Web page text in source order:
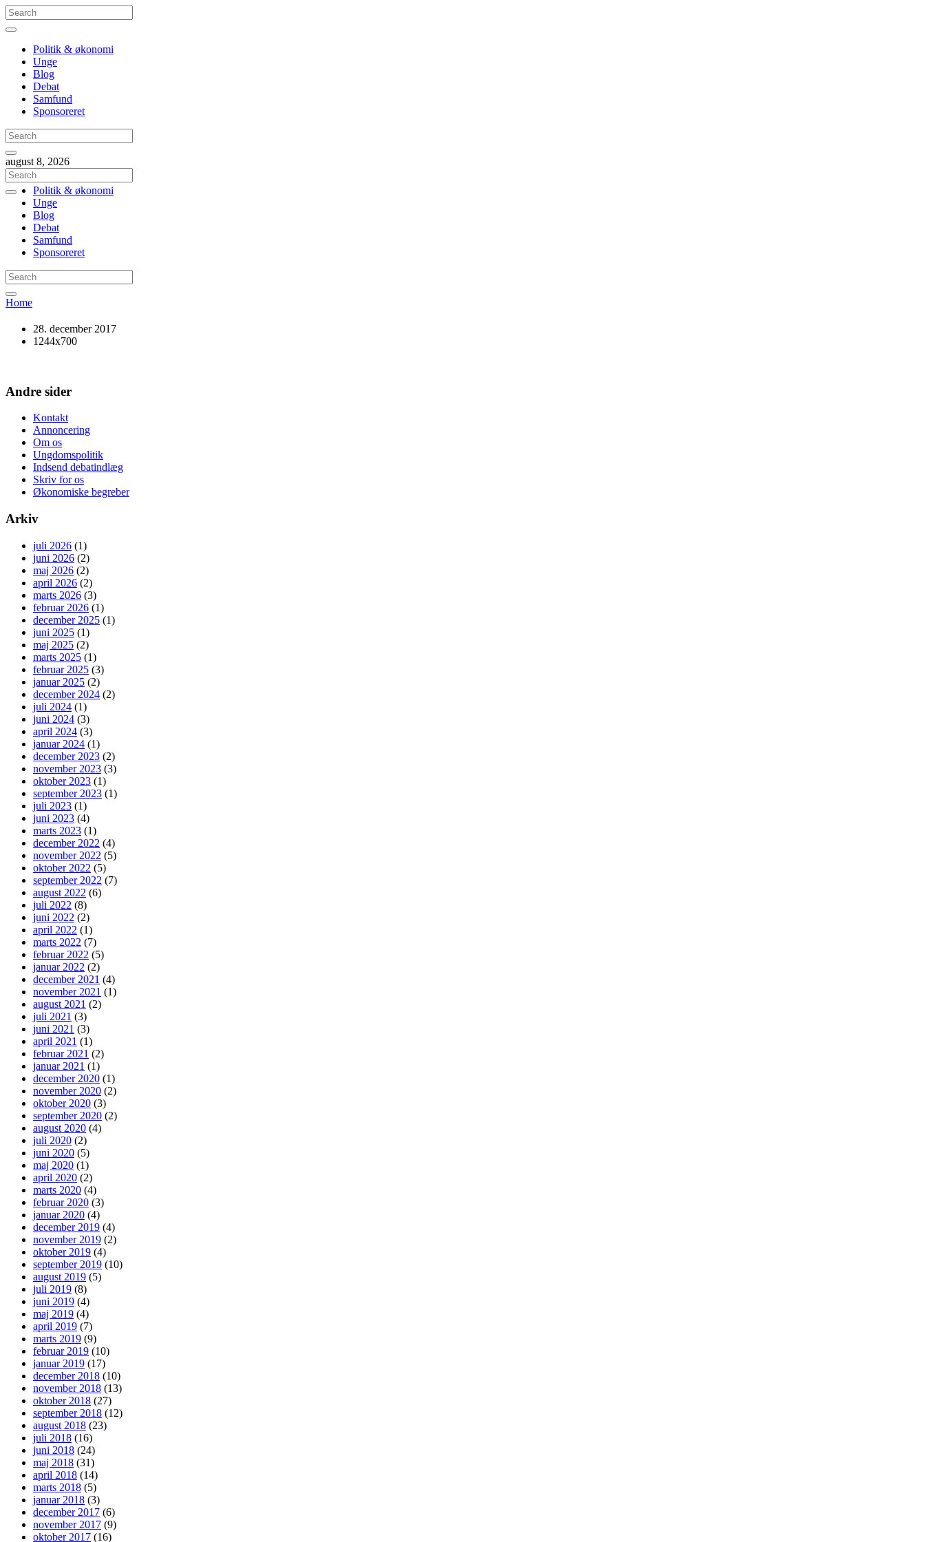
Politik & økonomi
Unge
Blog
Debat
Samfund
Sponsoreret
august 8, 2026
Politik & økonomi
Unge
Blog
Debat
Samfund
Sponsoreret
Home
28. december 2017
1244x700
Andre sider
Kontakt
Annoncering
Om os
Ungdomspolitik
Indsend debatindlæg
Skriv for os
Økonomiske begreber
Arkiv
juli 2026 (1)
juni 2026 (2)
maj 2026 (2)
april 2026 (2)
marts 2026 (3)
februar 2026 (1)
december 2025 (1)
juni 2025 (1)
maj 2025 (2)
marts 2025 (1)
februar 2025 (3)
januar 2025 (2)
december 2024 (2)
juli 2024 (1)
juni 2024 (3)
april 2024 (3)
januar 2024 (1)
december 2023 (2)
november 2023 (3)
oktober 2023 (1)
september 2023 (1)
juli 2023 (1)
juni 2023 (4)
marts 2023 (1)
december 2022 (4)
november 2022 (5)
oktober 2022 (5)
september 2022 (7)
august 2022 (6)
juli 2022 (8)
juni 2022 (2)
april 2022 (1)
marts 2022 (7)
februar 2022 (5)
januar 2022 (2)
december 2021 (4)
november 2021 (1)
august 2021 (2)
juli 2021 (3)
juni 2021 (3)
april 2021 (1)
februar 2021 (2)
januar 2021 (1)
december 2020 (1)
november 2020 (2)
oktober 2020 (3)
september 2020 (2)
august 2020 (4)
juli 2020 (2)
juni 2020 (5)
maj 2020 (1)
april 2020 (2)
marts 2020 (4)
februar 2020 (3)
januar 2020 (4)
december 2019 (4)
november 2019 (2)
oktober 2019 (4)
september 2019 (10)
august 2019 (5)
juli 2019 (8)
juni 2019 (4)
maj 2019 (4)
april 2019 (7)
marts 2019 (9)
februar 2019 (10)
januar 2019 (17)
december 2018 (10)
november 2018 (13)
oktober 2018 (27)
september 2018 (12)
august 2018 (23)
juli 2018 (16)
juni 2018 (24)
maj 2018 (31)
april 2018 (14)
marts 2018 (5)
januar 2018 (3)
december 2017 (6)
november 2017 (9)
oktober 2017 (16)